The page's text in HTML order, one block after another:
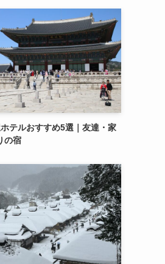
テルおすすめ5選｜友達・家
の宿